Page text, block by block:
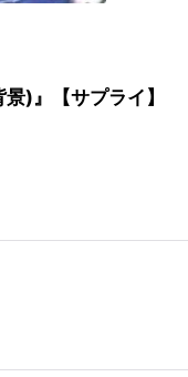
)』【サプライ】